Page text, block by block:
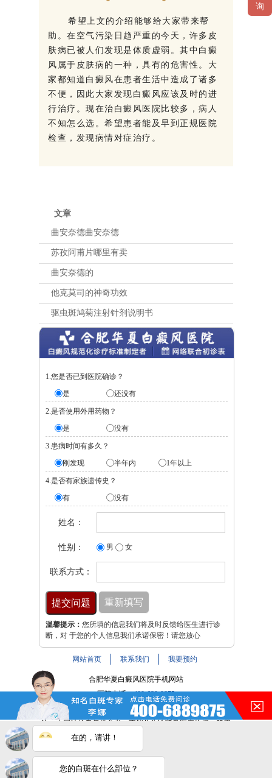
希望上文的介绍能够给大家带来帮
助。在空气污染日趋严重的今天，许多皮
肤病已被人们发现是体质虚弱。其中白癜
风属于皮肤病的一种，具有的危害性。大
家都知道白癜风在患者生活中造成了诸多
不便，因此大家发现白癜风应该及时的进
行治疗。现在治白癜风医院比较多，病人
不知怎么选。希望患者能及早到正规医院
检查，发现病情对症治疗。
文章
曲安奈德曲安奈德
苏孜阿甫片哪里有卖
曲安奈德的
他克莫司的神奇功效
驱虫斑鸠菊注射针剂说明书
1.您是否已到医院确诊？
是
还没有
2.是否使用外用药物？
是
没有
3.患病时间有多久？
刚发现
半年内 1年以上
4.是否有家族遗传史？
有
没有
姓名：
性别： 男 女
联系方式：
温馨提示： 您所填的信息我们将及时反馈给医生进行诊
断，对 于您的个人信息我们承诺保密！请您放心
网站首页 联系我们 我要预约
合肥华夏白癜风医院手机网站
医院电话：400-688-9875
医院地址：合肥市铜陵路与裕溪路交叉路口
注：本网站信息仅供参考，不能作为诊断及医疗依据，服用
药物或进行治疗时请遵医嘱。如有转载或引用文章涉及版权
问题，请与我们联系。
皖ICP备16014022号-9
在的，请讲！
您的白斑在什么部位？
询